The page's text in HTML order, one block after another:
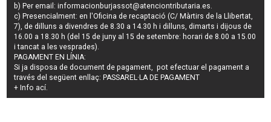
b) Per email:informacionburjassot@atenciontributaria.es.
c) Presencialment: en l'Oficina de recaptació (C/ Màrtirs de la Llibertat,
7), de dilluns a divendres de 8.30 a 14.30 h i dilluns, dimarts i dijous de
16.00 a 18.30 h (del 15 de juny al 15 de setembre: horari de 8.00 a 15.00
i tancat a les vesprades).
PAGAMENT EN LÍNIA:
Si ja disposa de document de pagament, pot efectuar el pagament a
través del següent enllaç: PASSAREL·LA DE PAGAMENT
+ Info ací.